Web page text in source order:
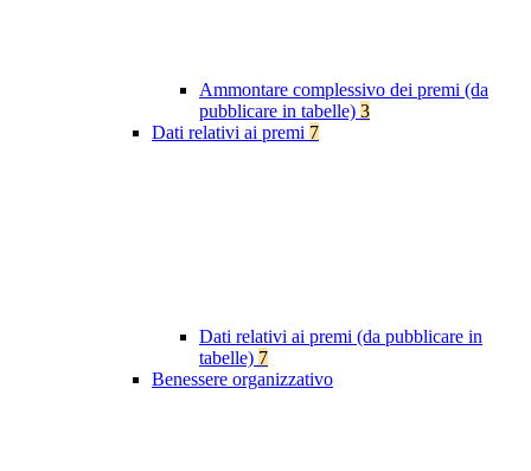
Ammontare complessivo dei premi (da
pubblicare in tabelle) 3
Dati relativi ai premi 7
Dati relativi ai premi (da pubblicare in
tabelle) 7
Benessere organizzativo